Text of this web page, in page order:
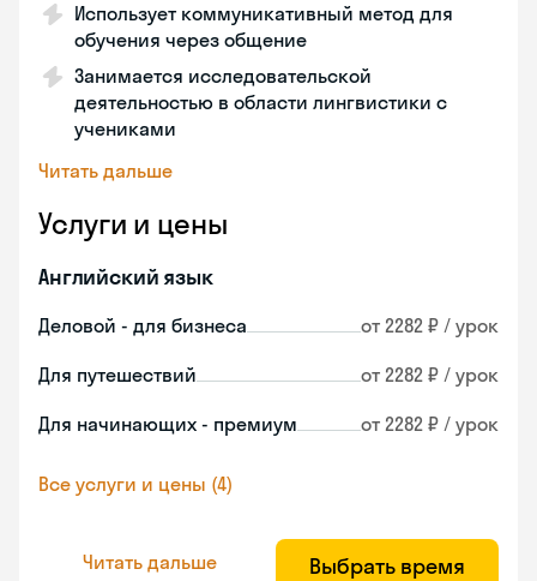
Использует коммуникативный метод для
обучения через общение
Занимается исследовательской
деятельностью в области лингвистики с
учениками
Читать дальше
Услуги и цены
Английский язык
Деловой - для бизнеса от 2282 ₽ / урок
Для путешествий от 2282 ₽ / урок
Для начинающих - премиум от 2282 ₽ / урок
Все услуги и цены (4)
Читать дальше Выбрать время